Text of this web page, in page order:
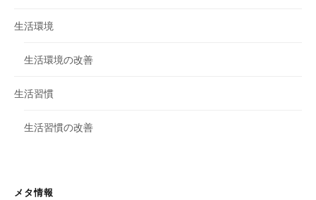
生活環境
生活環境の改善
生活習慣
生活習慣の改善
メタ情報